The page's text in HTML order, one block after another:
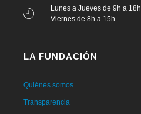
Lunes a Jueves de 9h a 18h
Viernes de 8h a 15h
LA FUNDACIÓN
Quiénes somos
Transparencia